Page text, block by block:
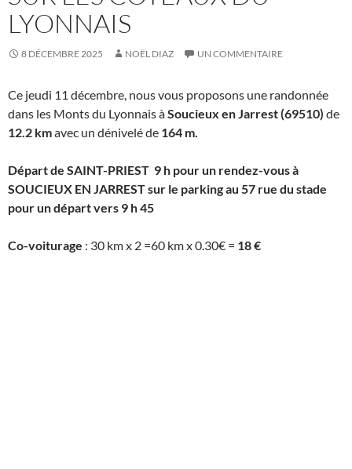
LYONNAIS
8 DÉCEMBRE 2025 NOËL DIAZ UN COMMENTAIRE
Ce jeudi 11 décembre, nous vous proposons une randonnée
dans les Monts du Lyonnais àSoucieux en Jarrest (69510) de
12.2 kmavec un dénivelé de 164 m.
Départ de SAINT-PRIEST 9 h pour un rendez-vous à
SOUCIEUX EN JARREST sur le parking au 57 rue du stade
pour un départ vers 9 h 45
Co-voiturage : 30 km x 2 =60 km x 0.30€ = 18 €